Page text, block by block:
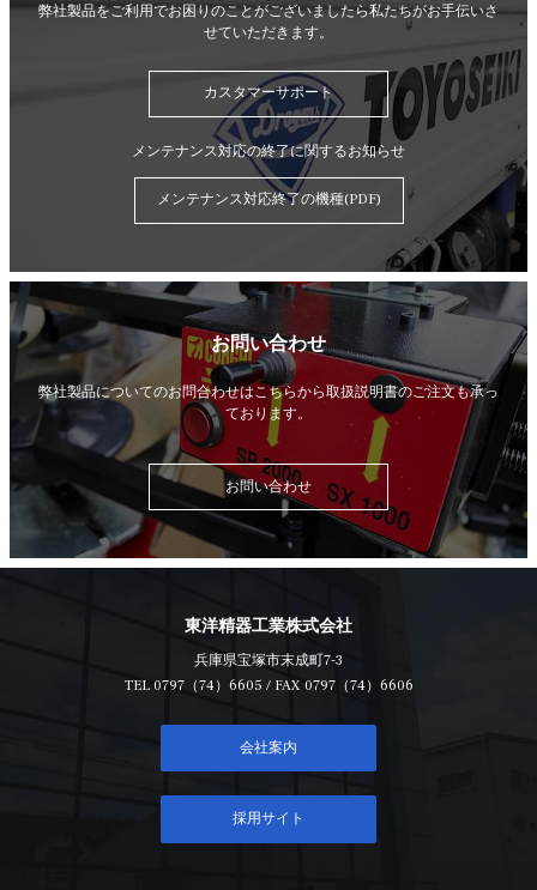
弊社製品をご利用でお困りのことがございましたら私たちがお手伝いさ
せていただきます。
カスタマーサポート
メンテナンス対応の終了に関するお知らせ
メンテナンス対応終了の機種(PDF)
お問い合わせ
弊社製品についてのお問合わせはこちらから取扱説明書のご注文も承っ
ております。
お問い合わせ
東洋精器工業株式会社
兵庫県宝塚市末成町7-3
TEL 0797（74）6605 / FAX 0797（74）6606
会社案内
採用サイト